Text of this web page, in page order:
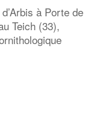
à Porte de
Teich (33),